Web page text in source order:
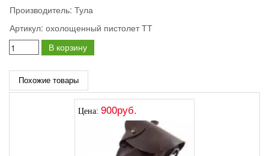
Производитель: Тула
Артикул: охолощенный пистолет ТТ
В корзину
Похожие товары
Цена: 900руб.